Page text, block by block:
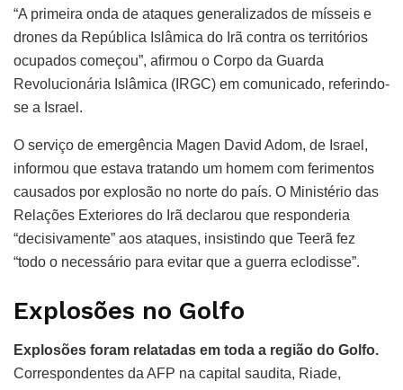
“A primeira onda de ataques generalizados de mísseis e
drones da República Islâmica do Irã contra os territórios
ocupados começou”, afirmou o Corpo da Guarda
Revolucionária Islâmica (IRGC) em comunicado, referindo-
se a Israel.
O serviço de emergência Magen David Adom, de Israel,
informou que estava tratando um homem com ferimentos
causados por explosão no norte do país. O Ministério das
Relações Exteriores do Irã declarou que responderia
“decisivamente” aos ataques, insistindo que Teerã fez
“todo o necessário para evitar que a guerra eclodisse”.
Explosões no Golfo
Explosões foram relatadas em toda a região do Golfo.
Correspondentes da AFP na capital saudita, Riade,